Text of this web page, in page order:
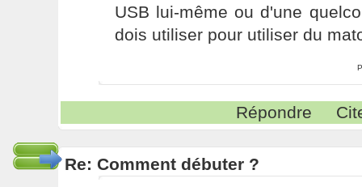
USB lui-même ou d'une
dois utiliser pour utiliser du
Répondre
Re: Comment débuter ?